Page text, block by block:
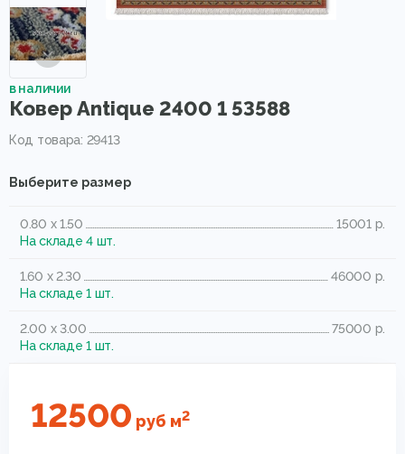
в наличии
Ковер Antique 2400 1 53588
Код товара: 29413
Выберите размер
0.80 x 1.50
15001 р.
На складе 4 шт.
1.60 x 2.30
46000 р.
На складе 1 шт.
2.00 x 3.00
75000 р.
На складе 1 шт.
12500 руб м2